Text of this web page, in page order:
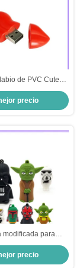
de PVC Cute
flash USB
Dispositivo de
USB de boca
precio
modificada para
particulares los
Wars conduce
USB de la
precio